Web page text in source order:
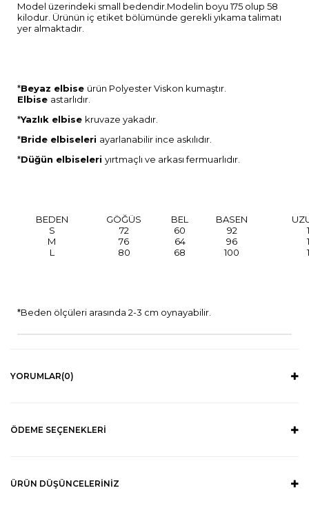
Model üzerindeki small bedendir.Modelin boyu 175 olup 58
kilodur. Ürünün iç etiket bölümünde gerekli yıkama talimatı
yer almaktadır.
*Beyaz elbise ürün Polyester Viskon kumaştır.
Elbise astarlıdır.
*Yazlık elbise kruvaze yakadır.
*Bride elbiseleri ayarlanabilir ince askılıdır.
*Düğün elbiseleri yırtmaçlı ve arkası fermuarlıdır.
BEDEN GÖĞÜS BEL BASEN
S
72 60 92
M
76 64 96
L
80 68 100
*Beden ölçüleri arasında 2-3 cm oynayabilir.
YORUMLAR(0)
ÖDEME SEÇENEKLERI
ÜRÜN DÜŞÜNCELERINIZ